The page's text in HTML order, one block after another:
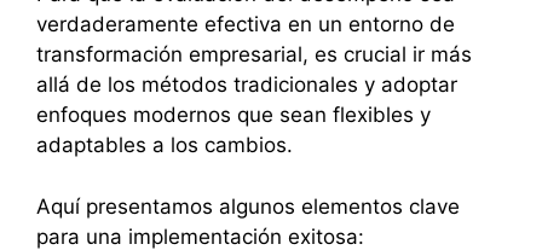
verdaderamente efectiva en un entorno de
transformación empresarial, es crucial ir más
allá de los métodos tradicionales y adoptar
enfoques modernos que sean flexibles y
adaptables a los cambios.
Aquí presentamos algunos elementos clave
para una implementación exitosa: